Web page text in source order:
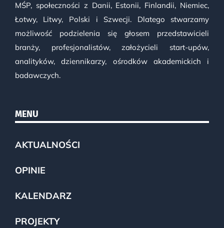
MŚP, społeczności z Danii, Estonii, Finlandii, Niemiec,
Łotwy, Litwy, Polski i Szwecji. Dlatego stwarzamy
możliwość podzielenia się głosem przedstawicieli
branży, profesjonalistów, założycieli start-upów,
analityków, dziennikarzy, ośrodków akademickich i
badawczych.
MENU
AKTUALNOŚCI
OPINIE
KALENDARZ
PROJEKTY